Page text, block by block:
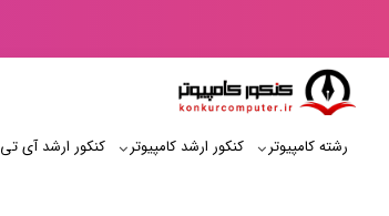
رشته کامپیوتر کنکور ارشد کامپیوتر کنکور ارشد آی‌ تی